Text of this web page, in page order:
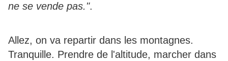
ne se vende pas.".
Allez, on va repartir dans les montagnes.
Tranquille. Prendre de l'altitude, marcher dans